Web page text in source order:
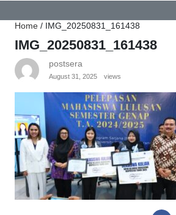
Home / IMG_20250831_161438
IMG_20250831_161438
postsera
August 31, 2025 views